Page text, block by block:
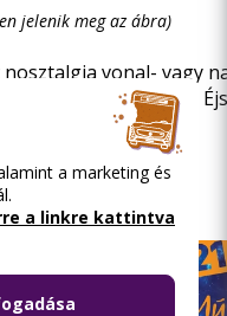
jelenik meg az ábra)
vonal- vagy
a Múzeumok
a marketing és
a linkre kattintva